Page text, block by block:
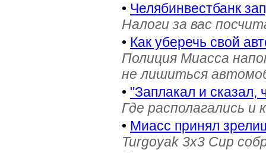
• Челябинвестбанк
Налоги за вас
• Как уберечь свой
Полиция Миасса
не лишиться
• "Заплакал и сказал,
Где располагались и
• Миасс принял
Turgoyak 3x3 Cup